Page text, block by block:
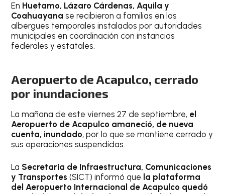
En Huetamo, Lázaro Cárdenas, Aquila y
Coahuayana se recibieron a familias en los
albergues temporales instalados por autoridades
municipales en coordinación con instancias
federales y estatales.
Aeropuerto de Acapulco, cerrado
por inundaciones
La mañana de este viernes 27 de septiembre, el
Aeropuerto de Acapulco amaneció, de nueva
cuenta, inundado, por lo que se mantiene cerrado y
sus operaciones suspendidas.
La Secretaría de Infraestructura, Comunicaciones
y Transportes (SICT) informó que la plataforma
del Aeropuerto Internacional de Acapulco quedó